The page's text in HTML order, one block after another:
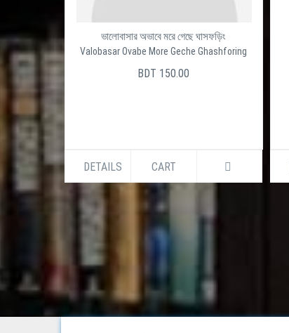
ভালোবাসার অভাবে মরে গেছে ঘাসফড়িং
Valobasar Ovabe More Geche Ghashforing
BDT 150.00
DETAILS CART